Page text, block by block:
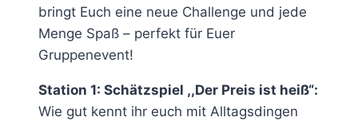
bringt Euch eine neue Challenge und jede
Menge Spaß – perfekt für Euer
Gruppenevent!
Station 1: Schätzspiel ,,Der Preis ist heiß“:
Wie gut kennt ihr euch mit Alltagsdingen